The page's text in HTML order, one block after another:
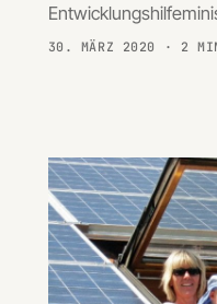
30. MÄRZ 2020 · 2